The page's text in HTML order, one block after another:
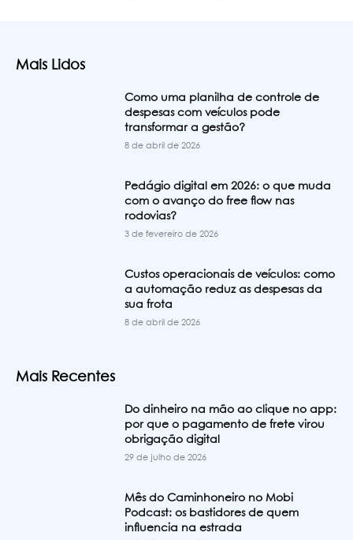
Mais Lidos
Como uma planilha de controle de
despesas com veículos pode
transformar a gestão?
8 de abril de 2026
Pedágio digital em 2026: o que muda
com o avanço do free flow nas
rodovias?
3 de fevereiro de 2026
Custos operacionais de veículos: como
a automação reduz as despesas da
sua frota
8 de abril de 2026
Mais Recentes
Do dinheiro na mão ao clique no app:
por que o pagamento de frete virou
obrigação digital
29 de julho de 2026
Mês do Caminhoneiro no Mobi
Podcast: os bastidores de quem
influencia na estrada